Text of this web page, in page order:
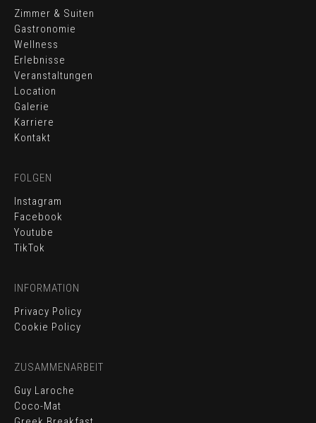
KONTAKT
VERANSTALTUNGEN
Zimmer & Suiten
Gastronomie
Wellness
Erlebnisse
Veranstaltungen
Location
Galerie
Karriere
Kontakt
FOLGEN
Instagram
Facebook
Youtube
TikTok
INFORMATION
Privacy Policy
Cookie Policy
ZUSAMMENARBEIT
Guy Laroche
Coco-Mat